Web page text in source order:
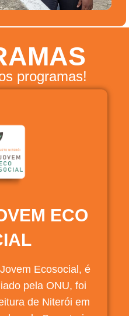
programas!
ECO
Ecosocial, é
pela ONU, foi
de Niterói em